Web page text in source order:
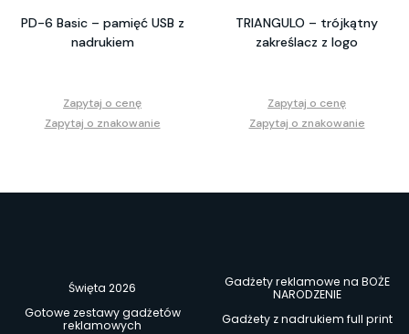
PD-6 Basic – pamięć USB z
nadrukiem
Zapytaj o cenę
Zapytaj o znakowanie
TRIANGULO – trójkątny
zakreślacz z logo
Zapytaj o cenę
Zapytaj o znakowanie
Święta 2026
Gadżety reklamowe na BOŻE
NARODZENIE
Gotowe zestawy gadżetów
reklamowych
Gadżety z nadrukiem full print